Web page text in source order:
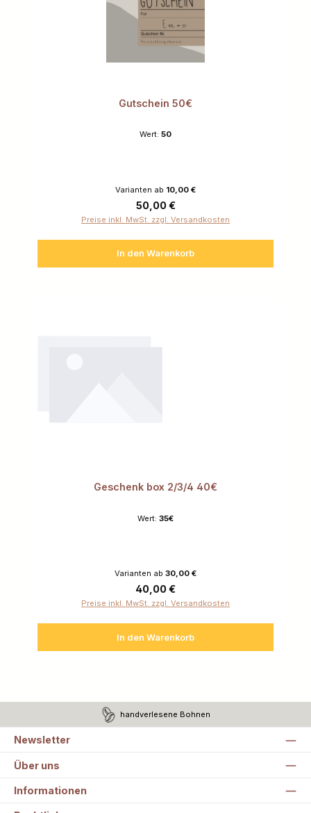
Gutschein 50€
Wert: 50
Varianten ab 10,00 €
Regulärer Preis:
50,00 €
Preise inkl. MwSt. zzgl. Versandkosten
In den Warenkorb
Geschenk box 2/3/4 40€
Wert: 35€
Varianten ab 30,00 €
Regulärer Preis:
40,00 €
Preise inkl. MwSt. zzgl. Versandkosten
In den Warenkorb
handverlesene Bohnen
Newsletter
Über uns
Informationen